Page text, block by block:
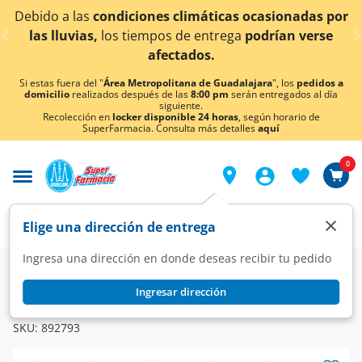
< div class="carousel-inner">
a lascondiciones climáticas ocasionadas por
lluvias, los tiempos de entregapodrían verse
afectados.
Si estas fuera del "Área Metropolitana de Guadalajara", los pedidos a
domicilio realizados después de las8:00 pm serán entregados al día
siguiente.
Recolección en locker disponible 24 horas, según horario de
SuperFarmacia. Consulta más detallesaquí
Elige una dirección de entrega
Ingresa una dirección en donde deseas recibir tu pedido
Ingresar dirección
×
0
Farmacia Medicina Urinario Vías Urinarias
Prosgutt 160mg/120mg, 40 Cápsulas.
SKU: 892793